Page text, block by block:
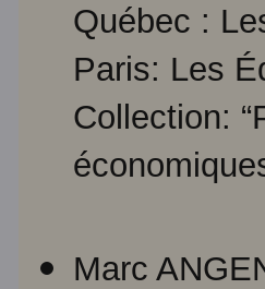
Québec :
Paris: Les
Collection:
Marc